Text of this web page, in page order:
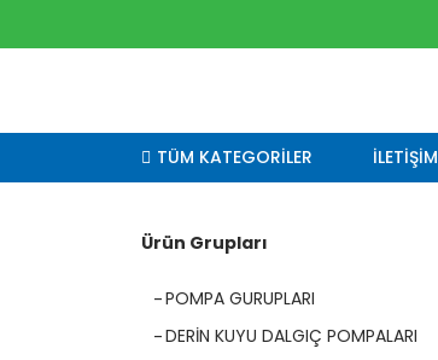
TÜM KATEGORİLER İLETİŞİM
Ürün Grupları
POMPA GURUPLARI
DERİN KUYU DALGIÇ POMPALARI